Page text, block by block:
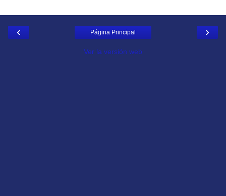
‹ ›
Página Principal
Ver la versión web